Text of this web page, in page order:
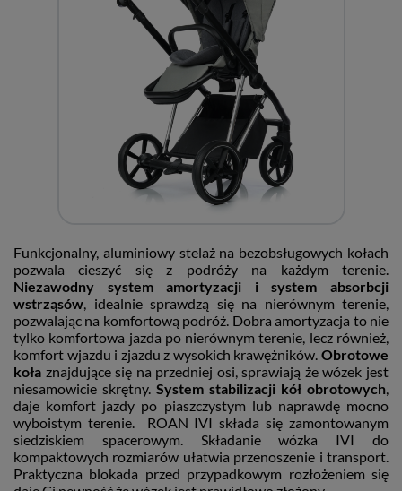
Funkcjonalny, aluminiowy stelaż na bezobsługowych kołach
pozwala cieszyć się z podróży na każdym terenie.
Niezawodny system amortyzacji i system absorbcji
wstrząsów, idealnie sprawdzą się na nierównym terenie,
pozwalając na komfortową podróż. Dobra amortyzacja to nie
tylko komfortowa jazda po nierównym terenie, lecz również,
komfort wjazdu i zjazdu z wysokich krawężników. Obrotowe
koła znajdujące się na przedniej osi, sprawiają że wózek jest
niesamowicie skrętny. System stabilizacji kół obrotowych,
daje komfort jazdy po piaszczystym lub naprawdę mocno
wyboistym terenie. ROAN IVI składa się zamontowanym
siedziskiem spacerowym. Składanie wózka IVI do
kompaktowych rozmiarów ułatwia przenoszenie i transport.
Praktyczna blokada przed przypadkowym rozłożeniem się